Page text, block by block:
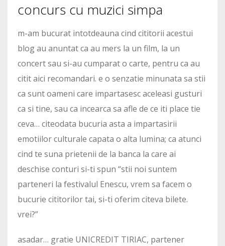
concurs cu muzici simpa
m-am bucurat intotdeauna cind cititorii acestui
blog au anuntat ca au mers la un film, la un
concert sau si-au cumparat o carte, pentru ca au
citit aici recomandari. e o senzatie minunata sa stii
ca sunt oameni care impartasesc aceleasi gusturi
ca si tine, sau ca incearca sa afle de ce iti place tie
ceva… citeodata bucuria asta a impartasirii
emotiilor culturale capata o alta lumina; ca atunci
cind te suna prietenii de la banca la care ai
deschise conturi si-ti spun “stii noi suntem
parteneri la festivalul Enescu, vrem sa facem o
bucurie cititorilor tai, si-ti oferim citeva bilete.
vrei?”
asadar… gratie UNICREDIT TIRIAC, partener